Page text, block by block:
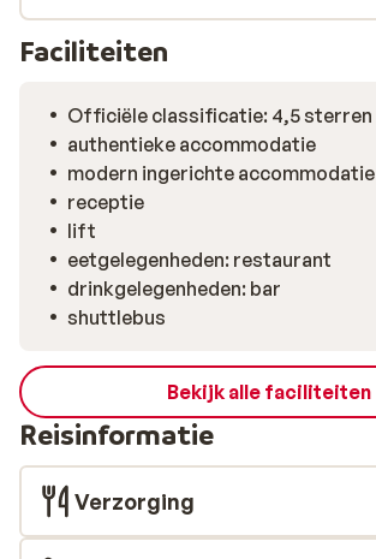
Faciliteiten
Officiële classificatie: 4,5 sterren
authentieke accommodatie
modern ingerichte accommodatie
receptie
lift
eetgelegenheden: restaurant
drinkgelegenheden: bar
shuttlebus
Bekijk alle faciliteiten
Reisinformatie
Verzorging